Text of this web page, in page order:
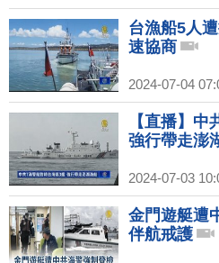
台漁船5人
速協商
2024-07-04
【直播】
強行帶走澎
2024-07-03
金門遊艇遭
伴航戒護